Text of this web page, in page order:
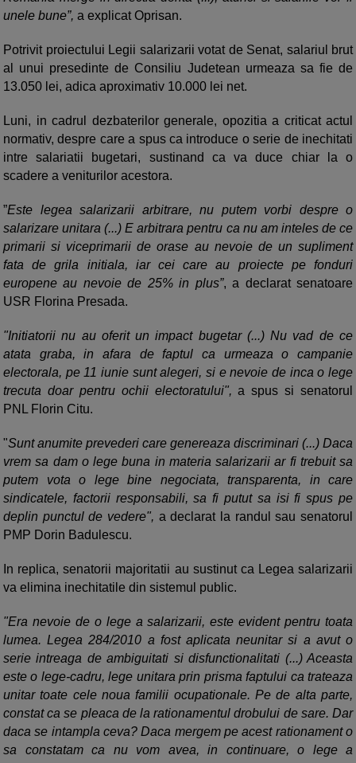
unele bune”, a explicat Oprisan.
Potrivit proiectului Legii salarizarii votat de Senat, salariul brut
al unui presedinte de Consiliu Judetean urmeaza sa fie de
13.050 lei, adica aproximativ 10.000 lei net.
Luni, in cadrul dezbaterilor generale, opozitia a criticat actul
normativ, despre care a spus ca introduce o serie de inechitati
intre salariatii bugetari, sustinand ca va duce chiar la o
scadere a veniturilor acestora.
”Este legea salarizarii arbitrare, nu putem vorbi despre o
salarizare unitara (...) E arbitrara pentru ca nu am inteles de ce
primarii si viceprimarii de orase au nevoie de un supliment
fata de grila initiala, iar cei care au proiecte pe fonduri
europene au nevoie de 25% in plus”, a declarat senatoare
USR Florina Presada.
"Initiatorii nu au oferit un impact bugetar (...) Nu vad de ce
atata graba, in afara de faptul ca urmeaza o campanie
electorala, pe 11 iunie sunt alegeri, si e nevoie de inca o lege
trecuta doar pentru ochii electoratului", a spus si senatorul
PNL Florin Citu.
"Sunt anumite prevederi care genereaza discriminari (...) Daca
vrem sa dam o lege buna in materia salarizarii ar fi trebuit sa
putem vota o lege bine negociata, transparenta, in care
sindicatele, factorii responsabili, sa fi putut sa isi fi spus pe
deplin punctul de vedere", a declarat la randul sau senatorul
PMP Dorin Badulescu.
In replica, senatorii majoritatii au sustinut ca Legea salarizarii
va elimina inechitatile din sistemul public.
"Era nevoie de o lege a salarizarii, este evident pentru toata
lumea. Legea 284/2010 a fost aplicata neunitar si a avut o
serie intreaga de ambiguitati si disfunctionalitati (...) Aceasta
este o lege-cadru, lege unitara prin prisma faptului ca trateaza
unitar toate cele noua familii ocupationale. Pe de alta parte,
constat ca se pleaca de la rationamentul drobului de sare. Dar
daca se intampla ceva? Daca mergem pe acest rationament o
sa constatam ca nu vom avea, in continuare, o lege a